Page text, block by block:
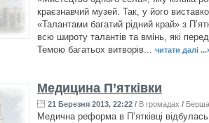
краєзнавчий музей. Так, у його
«Талантами багатий рідний край» з
всю широту талантів та вмінь, які
Темою багатьох витворів... читати далі
Медицина П’ятківки
21 Березня 2013, 22:22 / В громадах /
Медична реформа в П’ятківці